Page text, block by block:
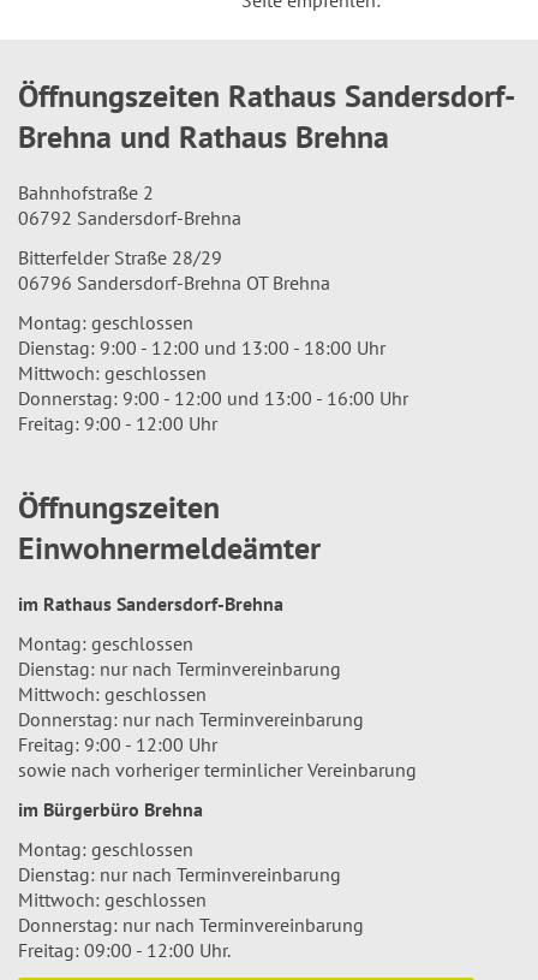
Öffnungszeiten Rathaus Sandersdorf-
Brehna und Rathaus Brehna
Bahnhofstraße 2
06792 Sandersdorf-Brehna
Bitterfelder Straße 28/29
06796 Sandersdorf-Brehna OT Brehna
Montag: geschlossen
Dienstag: 9:00 - 12:00 und 13:00 - 18:00 Uhr
Mittwoch: geschlossen
Donnerstag: 9:00 - 12:00 und 13:00 - 16:00 Uhr
Freitag: 9:00 - 12:00 Uhr
Öffnungszeiten
Einwohnermeldeämter
im Rathaus Sandersdorf-Brehna
Montag: geschlossen
Dienstag: nur nach Terminvereinbarung
Mittwoch: geschlossen
Donnerstag: nur nach Terminvereinbarung
Freitag: 9:00 - 12:00 Uhr
sowie nach vorheriger terminlicher Vereinbarung
im Bürgerbüro Brehna
Montag: geschlossen
Dienstag: nur nach Terminvereinbarung
Mittwoch: geschlossen
Donnerstag: nur nach Terminvereinbarung
Freitag: 09:00 - 12:00 Uhr.